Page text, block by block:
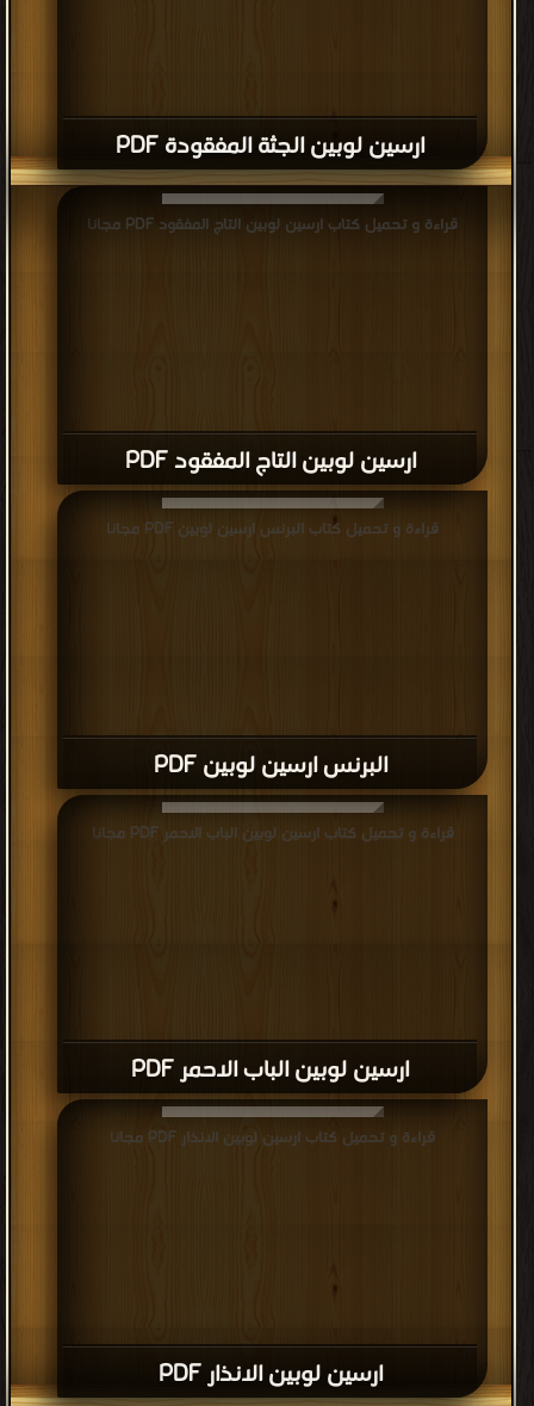
ارسين لوبين الجثة المفقودة PDF
ارسين لوبين التاج المفقود PDF
قراءة و تحميل كتاب ارسين لوبين التاج المفقود PDF مجانا
البرنس ارسين لوبين PDF
قراءة و تحميل كتاب البرنس ارسين لوبين PDF مجانا
ارسين لوبين الباب الاحمر PDF
قراءة و تحميل كتاب ارسين لوبين الباب الاحمر PDF مجانا
ارسين لوبين الانذار PDF
قراءة و تحميل كتاب ارسين لوبين الانذار PDF مجانا